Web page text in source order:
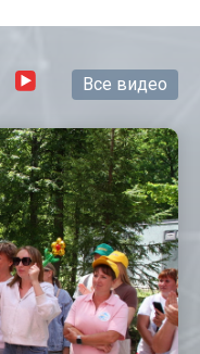
Все видео